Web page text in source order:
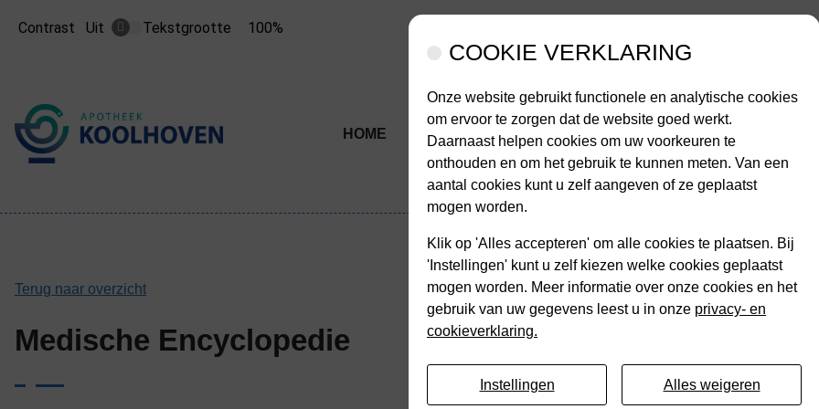
COOKIE VERKLARING
Onze website gebruikt functionele en analytische cookies
om ervoor te zorgen dat de website goed werkt.
Daarnaast helpen cookies om uw voorkeuren te
onthouden en om het gebruik te kunnen meten. Van een
aantal cookies kunt u zelf aangeven of ze geplaatst
mogen worden.
Klik op 'Alles accepteren' om alle cookies te plaatsen. Bij
'Instellingen' kunt u zelf kiezen welke cookies geplaatst
mogen worden. Meer informatie over onze cookies en het
gebruik van uw gegevens leest u in onze privacy- en
cookieverklaring.
Instellingen Alles weigeren
Contrast Uit Tekstgrootte
Tekst
100%
Hoofdmenu
HOME Services INFORMATIE
Informatie
submenu
CONTACT
Contact
submenu
Terug naar overzicht
Medische Encyclopedie